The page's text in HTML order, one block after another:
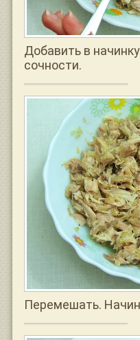
Добавить в
сочности.
Перемешать.